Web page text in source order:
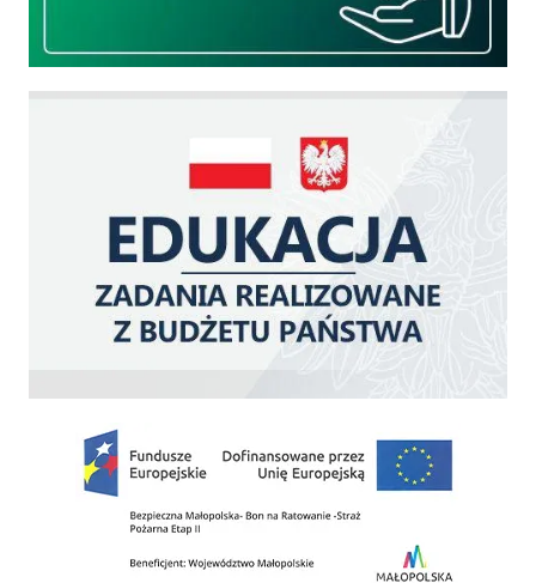
Zakup fabrycznie nowego, średniego samochodu ratowniczo-gaśniczego z